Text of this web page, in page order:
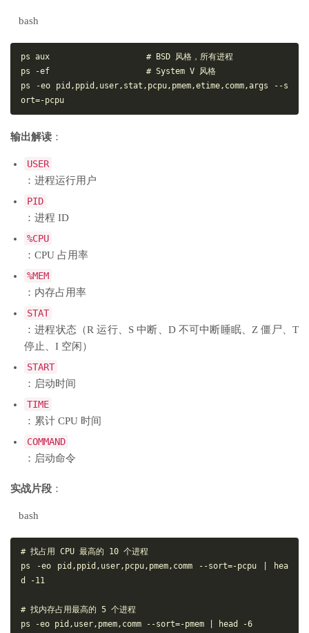
bash
ps aux                    # BSD 风格，所有进程
ps -ef                    # System V 风格
ps -eo pid,ppid,user,stat,pcpu,pmem,etime,comm,args --s
输出解读 ：
USER
：进程运行用户
PID
：进程 ID
%CPU
：CPU 占用率
%MEM
：内存占用率
STAT
：进程状态（R 运行、S 中断、D 不可中断睡眠、Z 僵尸、T
停止、I 空闲）
START
：启动时间
TIME
：累计 CPU 时间
COMMAND
：启动命令
实战片段 ：
bash
# 找占用 CPU 最高的 10 个进程
ps -eo pid,ppid,user,pcpu,pmem,comm --sort=-pcpu | hea
d -11
# 找内存占用最高的 5 个进程
ps -eo pid,user,pmem,comm --sort=-pmem | head -6